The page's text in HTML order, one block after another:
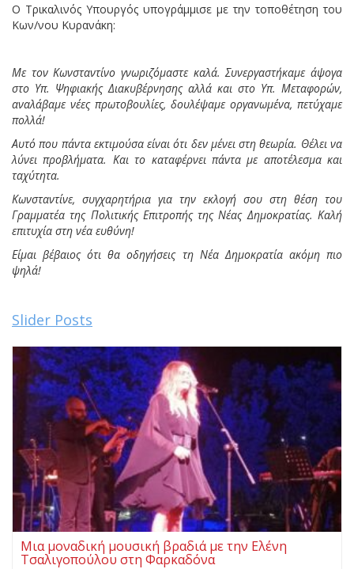
Ο Τρικαλινός Υπουργός υπογράμμισε με την τοποθέτηση του
Κων/νου Κυρανάκη:
Με τον Κωνσταντίνο γνωριζόμαστε καλά. Συνεργαστήκαμε άψογα
στο Υπ. Ψηφιακής Διακυβέρνησης αλλά και στο Υπ. Μεταφορών,
αναλάβαμε νέες πρωτοβουλίες, δουλέψαμε οργανωμένα, πετύχαμε
πολλά!
Αυτό που πάντα εκτιμούσα είναι ότι δεν μένει στη θεωρία. Θέλει να
λύνει προβλήματα. Και το καταφέρνει πάντα με αποτέλεσμα και
ταχύτητα.
Κωνσταντίνε, συγχαρητήρια για την εκλογή σου στη θέση του
Γραμματέα της Πολιτικής Επιτροπής της Νέας Δημοκρατίας. Καλή
επιτυχία στη νέα ευθύνη!
Είμαι βέβαιος ότι θα οδηγήσεις τη Νέα Δημοκρατία ακόμη πιο
ψηλά!
Slider Posts
Μια μοναδική μουσική βραδιά με την Ελένη
Τσαλιγοπούλου στη Φαρκαδόνα